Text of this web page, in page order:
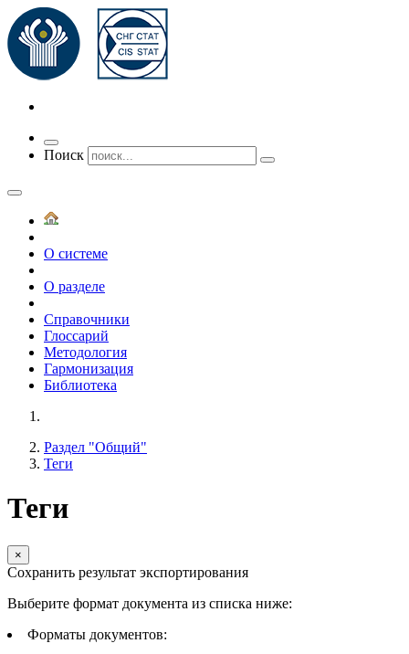
Переключить
навигацию
Поиск
О системе
О разделе
Справочники
Глоссарий
Методология
Гармонизация
Библиотека
Раздел "Общий"
Теги
Теги
×
Сохранить результат экспортирования
Выберите формат документа из списка ниже:
Форматы документов: